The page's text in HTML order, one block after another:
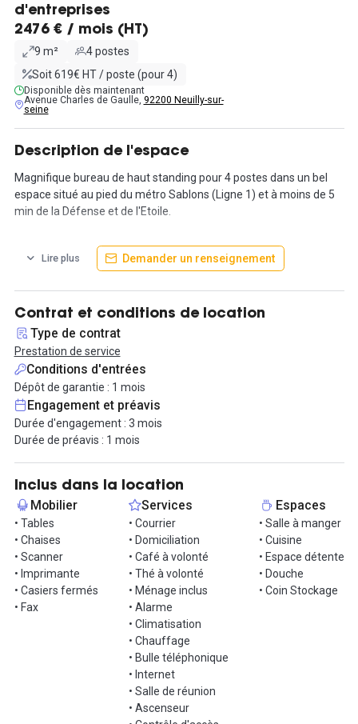
d'entreprises
2476 € / mois (HT)
9 m²
4 postes
Soit 619€ HT / poste (pour 4)
Disponible dès maintenant
Avenue Charles de Gaulle, 92200 Neuilly-sur-
seine
Description de l'espace
Magnifique bureau de haut standing pour 4 postes dans un bel
espace situé au pied du métro Sablons (Ligne 1) et à moins de 5
min de la Défense et de l'Etoile.
Bénéficiez d'un espace avec une belle lumière naturelle en simple
exposition et accédez à l'ensemble des services inclus : internet
partagé, phone boxes, imprimantes,
Engagé dans une démarche éco-responsable, l'espace apporte
un soin particulier au choix des matériaux et des prestataires
avec qui ils travaillent. Que vous soyez : une start-up digitale qui a
besoin de nouveaux locaux, une équipe projet en recherche d'un
plateau tout équipé, une business unit en quête d'espaces
inspirants pour booster son activité, un grand compte qui pense à
créer et animer un lieu de vie. Quelle que soit la nature de votre
entité, cet espace vous propose une offre de bureaux alternatifs
en réponse à vos enjeux de flexibilité. Venez comme vous êtes !
A deux pas du Jardin d'Acclimatation et du bois de Boulogne, les
plus sportifs d'entre vous apprécieront cette info cruciale : vous
avez aussi droit à une douche !
Vous êtes en quête de locaux inspirants ? Foncez !
Informations complémentaires sur cet espace de
Plateforme de réservation, facturation simplifiée
Lire plus Demander un renseignement
Contrat et conditions de location
Type de contrat
Prestation de service
Conditions d'entrées
Dépôt de garantie : 1 mois
Engagement et préavis
Durée d'engagement : 3 mois
Durée de préavis : 1 mois
Inclus dans la location
Mobilier
• Tables
• Chaises
• Scanner
• Imprimante
• Casiers fermés
• Fax
Services
• Courrier
• Domiciliation
• Café à volonté
• Thé à volonté
• Ménage inclus
• Alarme
• Climatisation
• Chauffage
• Bulle téléphonique
• Internet
• Salle de réunion
• Ascenseur
Espaces
• Salle à manger
• Cuisine
• Espace détente
• Douche
• Coin Stockage